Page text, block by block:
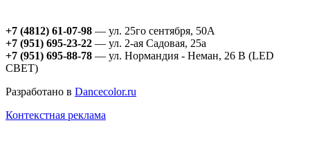
+7 (4812) 61-07-98 — ул. 25го сентября, 50А
+7 (951) 695-23-22 — ул. 2-ая Садовая, 25а
+7 (951) 695-88-78 — ул. Нормандия - Неман, 26 В (LED
СВЕТ)
Разработано в Dancecolor.ru
Контекстная реклама